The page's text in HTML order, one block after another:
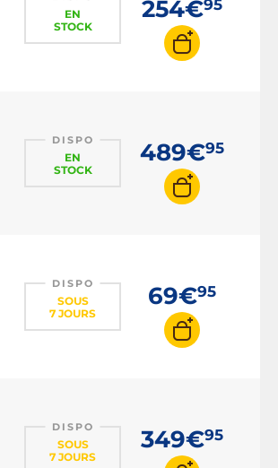
EN
STOCK
254€95
DISPO
EN
STOCK
489€95
DISPO
SOUS
7 JOURS
69€95
DISPO
SOUS
7 JOURS
349€95